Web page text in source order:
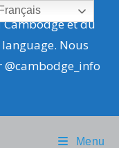
et du
Nous
Menu
Français